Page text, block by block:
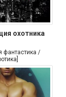
охотника
фантастика /